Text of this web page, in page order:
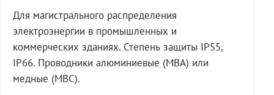
Для магистрального распределения
электроэнергии в промышленных и
коммерческих зданиях. Степень защиты IP55,
IP66. Проводники алюминиевые (МВА) или
медные (МВС).